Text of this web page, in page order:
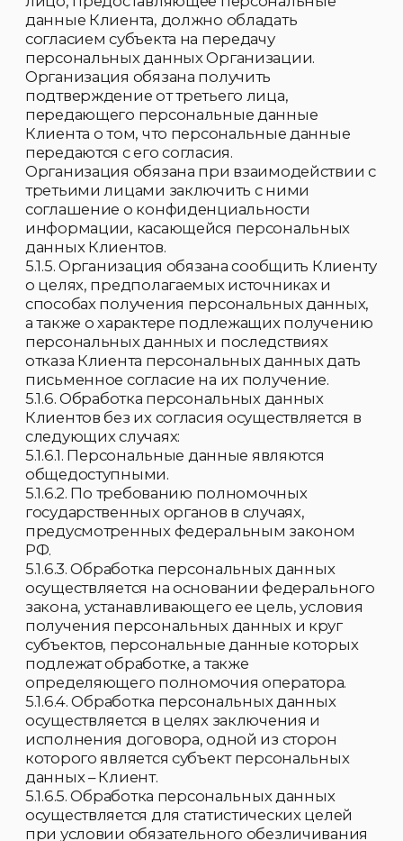
нормативных правовых актов РФ.
5.2.5. При определении объема и
содержания, обрабатываемых
персональных данных Организация
руководствоваться Конституцией
Российской Федерации, законом о
федеральными законами.
5.3. Защита персональных данных:
5.3.1. Под защитой персональных данных
Клиента понимается комплекс мер
(организационно-распорядительных,
технических, юридических), направленных
случайного доступа к ним, уничтожения,
изменения, блокирования, копирования,
распространения персональных данных
субъектов, а также от иных неправомерных
действий.
5.3.2. Защита персональных данных Клиента
порядке, установленном федеральным
законом РФ.
5.3.3. Организация при защите
персональных данных Клиентов принимает
все необходимые организационно-
распорядительные, юридические и
· Шифровальные (криптографические)
средства.
· Антивирусная защита.
· Обнаружение и предотвращение
вторжений.
· Управления доступом.
· Регистрация и учет.
· Обеспечение целостности.
· Организация нормативно-
методических локальных актов,
регулирующих защиту персональных
данных.
5.3.4. Общую организацию защиты
персональных данных Клиентов
осуществляет Генеральный директор
Организации.
5.3.5. Доступ к персональным данным
Клиента имеют сотрудники Организации,
которым персональные данные
необходимы в связи с исполнением ими
трудовых обязанностей.
5.3.6. Все сотрудники, связанные с
получением, обработкой и защитой
персональных данных Клиентов, обязаны
подписать Соглашение о неразглашении
персональных данных Клиентов.
5.3.7. Процедура оформления доступа к
персональным данным Клиента включает в
себя:
· Ознакомление сотрудника под роспись
с настоящим Положением. При наличии
иных нормативных актов (приказы,